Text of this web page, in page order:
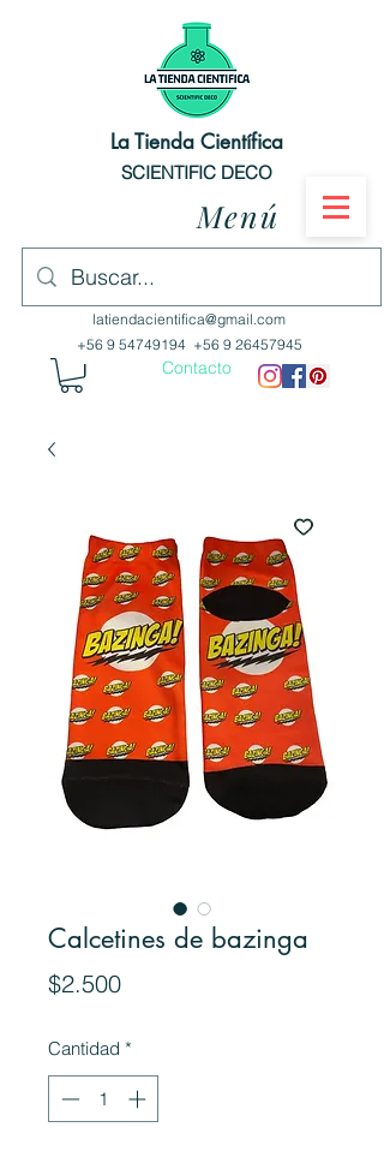
La Tienda Científica
SCIENTIFIC DECO
Menú
latiendacientifica@gmail.com
+56 9 54749194 +56 9 26457945
Contacto
Calcetines de bazinga
$2.500Precio
Cantidad *